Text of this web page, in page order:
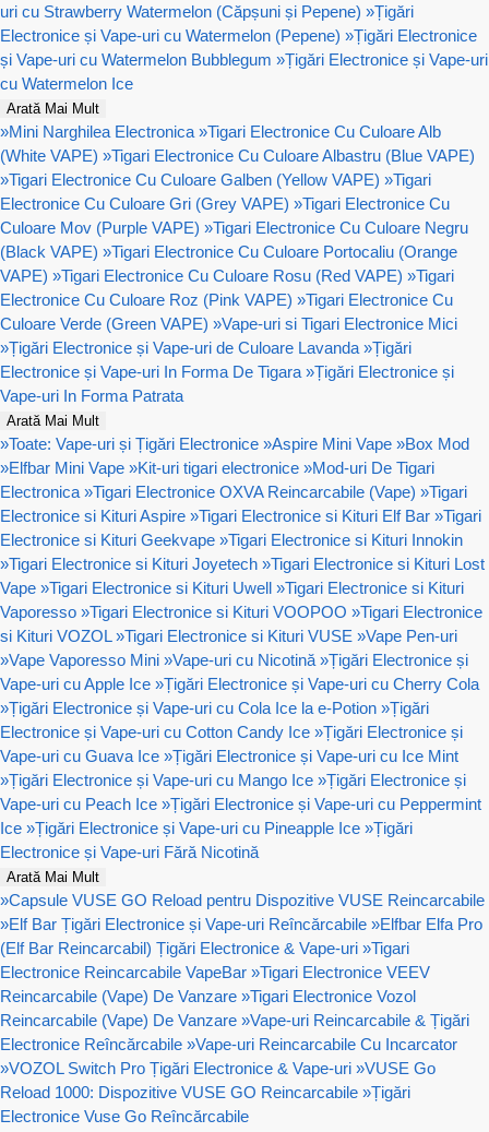
uri cu Strawberry Watermelon (Căpșuni și Pepene) »Țigări
Electronice și Vape-uri cu Watermelon (Pepene) »Țigări Electronice
și Vape-uri cu Watermelon Bubblegum »Țigări Electronice și Vape-uri
cu Watermelon Ice
Arată Mai Mult
»Mini Narghilea Electronica »Tigari Electronice Cu Culoare Alb
(White VAPE) »Tigari Electronice Cu Culoare Albastru (Blue VAPE)
»Tigari Electronice Cu Culoare Galben (Yellow VAPE) »Tigari
Electronice Cu Culoare Gri (Grey VAPE) »Tigari Electronice Cu
Culoare Mov (Purple VAPE) »Tigari Electronice Cu Culoare Negru
(Black VAPE) »Tigari Electronice Cu Culoare Portocaliu (Orange
VAPE) »Tigari Electronice Cu Culoare Rosu (Red VAPE) »Tigari
Electronice Cu Culoare Roz (Pink VAPE) »Tigari Electronice Cu
Culoare Verde (Green VAPE) »Vape-uri si Tigari Electronice Mici
»Țigări Electronice și Vape-uri de Culoare Lavanda »Țigări
Electronice și Vape-uri In Forma De Tigara »Țigări Electronice și
Vape-uri In Forma Patrata
Arată Mai Mult
»Toate: Vape-uri și Țigări Electronice »Aspire Mini Vape »Box Mod
»Elfbar Mini Vape »Kit-uri tigari electronice »Mod-uri De Tigari
Electronica »Tigari Electronice OXVA Reincarcabile (Vape) »Tigari
Electronice si Kituri Aspire »Tigari Electronice si Kituri Elf Bar »Tigari
Electronice si Kituri Geekvape »Tigari Electronice si Kituri Innokin
»Tigari Electronice si Kituri Joyetech »Tigari Electronice si Kituri Lost
Vape »Tigari Electronice si Kituri Uwell »Tigari Electronice si Kituri
Vaporesso »Tigari Electronice si Kituri VOOPOO »Tigari Electronice
si Kituri VOZOL »Tigari Electronice si Kituri VUSE »Vape Pen-uri
»Vape Vaporesso Mini »Vape-uri cu Nicotină »Țigări Electronice și
Vape-uri cu Apple Ice »Țigări Electronice și Vape-uri cu Cherry Cola
»Țigări Electronice și Vape-uri cu Cola Ice la e-Potion »Țigări
Electronice și Vape-uri cu Cotton Candy Ice »Țigări Electronice și
Vape-uri cu Guava Ice »Țigări Electronice și Vape-uri cu Ice Mint
»Țigări Electronice și Vape-uri cu Mango Ice »Țigări Electronice și
Vape-uri cu Peach Ice »Țigări Electronice și Vape-uri cu Peppermint
Ice »Țigări Electronice și Vape-uri cu Pineapple Ice »Țigări
Electronice și Vape-uri Fără Nicotină
Arată Mai Mult
»Capsule VUSE GO Reload pentru Dispozitive VUSE Reincarcabile
»Elf Bar Țigări Electronice și Vape-uri Reîncărcabile »Elfbar Elfa Pro
(Elf Bar Reincarcabil) Țigări Electronice & Vape-uri »Tigari
Electronice Reincarcabile VapeBar »Tigari Electronice VEEV
Reincarcabile (Vape) De Vanzare »Tigari Electronice Vozol
Reincarcabile (Vape) De Vanzare »Vape-uri Reincarcabile & Țigări
Electronice Reîncărcabile »Vape-uri Reincarcabile Cu Incarcator
»VOZOL Switch Pro Țigări Electronice & Vape-uri »VUSE Go
Reload 1000: Dispozitive VUSE GO Reincarcabile »Țigări
Electronice Vuse Go Reîncărcabile